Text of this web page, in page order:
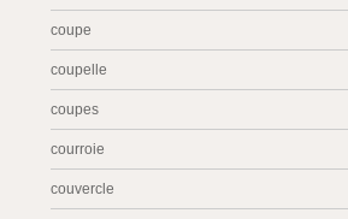
coupe
coupelle
coupes
courroie
couvercle